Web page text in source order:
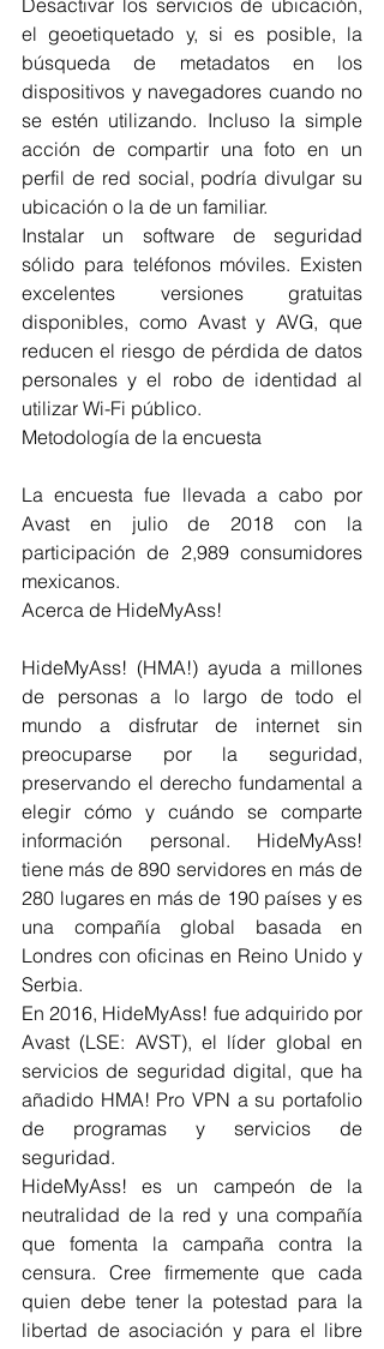
el geoetiquetado y, si es posible, la
búsqueda de metadatos en los
dispositivos y navegadores cuando no
se estén utilizando. Incluso la simple
acción de compartir una foto en un
perfil de red social, podría divulgar su
ubicación o la de un familiar.
Instalar un software de seguridad
sólido para teléfonos móviles. Existen
excelentes versiones gratuitas
disponibles, como Avast y AVG, que
reducen el riesgo de pérdida de datos
personales y el robo de identidad al
utilizar Wi-Fi público.
Metodología de la encuesta
La encuesta fue llevada a cabo por
Avast en julio de 2018 con la
participación de 2,989 consumidores
mexicanos.
Acerca de HideMyAss!
HideMyAss! (HMA!) ayuda a millones
de personas a lo largo de todo el
mundo a disfrutar de internet sin
preocuparse por la seguridad,
preservando el derecho fundamental a
elegir cómo y cuándo se comparte
información personal. HideMyAss!
tiene más de 890 servidores en más de
280 lugares en más de 190 países y es
una compañía global basada en
Londres con oficinas en Reino Unido y
Serbia.
En 2016, HideMyAss! fue adquirido por
Avast (LSE: AVST), el líder global en
servicios de seguridad digital, que ha
añadido HMA! Pro VPN a su portafolio
de programas y servicios de
seguridad.
HideMyAss! es un campeón de la
neutralidad de la red y una compañía
que fomenta la campaña contra la
censura. Cree firmemente que cada
quien debe tener la potestad para la
libertad de asociación y para el libre